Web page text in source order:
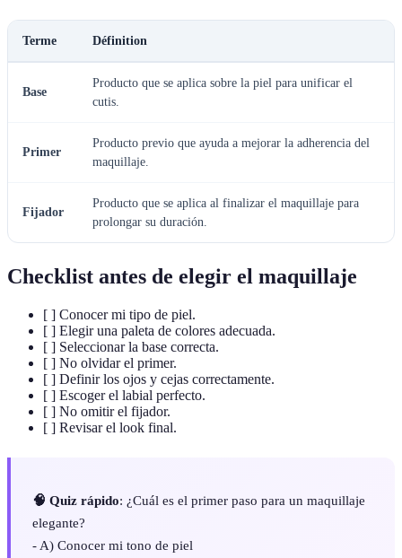
Terme Définition
Base
Producto que se aplica sobre la piel para unificar el
cutis.
Primer
Producto previo que ayuda a mejorar la adherencia del
maquillaje.
Fijador
Producto que se aplica al finalizar el maquillaje para
prolongar su duración.
Checklist antes de elegir el maquillaje
[ ] Conocer mi tipo de piel.
[ ] Elegir una paleta de colores adecuada.
[ ] Seleccionar la base correcta.
[ ] No olvidar el primer.
[ ] Definir los ojos y cejas correctamente.
[ ] Escoger el labial perfecto.
[ ] No omitir el fijador.
[ ] Revisar el look final.
🧠 Quiz rápido: ¿Cuál es el primer paso para un maquillaje
elegante?
- A) Conocer mi tono de piel